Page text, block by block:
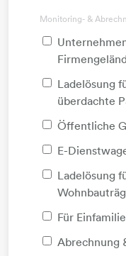
Monitoring- &
Ladelösung
überdachte
Öffentliche
E-
Ladelösung
Für
Abrechnung